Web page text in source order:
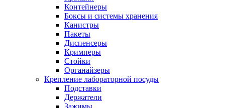
Контейнеры
Боксы и системы хранения
Канистры
Пакеты
Диспенсеры
Кримперы
Стойки
Органайзеры
Крепление лабораторной посуды
Подставки
Держатели
Зажимы